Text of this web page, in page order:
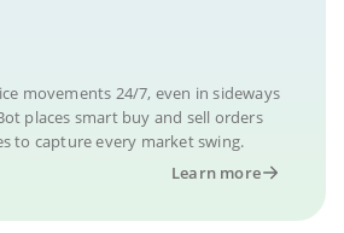
movements 24/7, even in sideways
places smart buy and sell orders
to capture every market swing.
Learn more